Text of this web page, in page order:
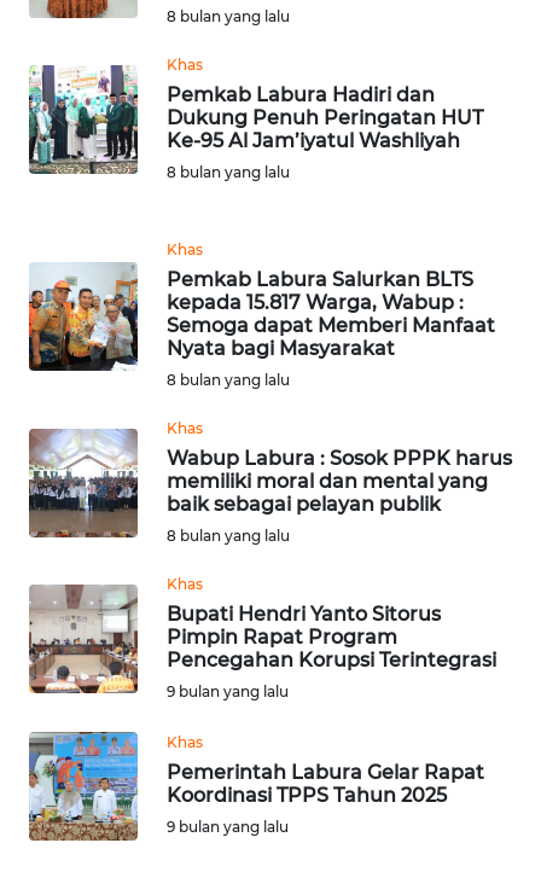
8 bulan yang lalu
Khas
Pemkab Labura Hadiri dan
Dukung Penuh Peringatan HUT
Ke-95 Al Jam’iyatul Washliyah
8 bulan yang lalu
Khas
Pemkab Labura Salurkan BLTS
kepada 15.817 Warga, Wabup :
Semoga dapat Memberi Manfaat
Nyata bagi Masyarakat
8 bulan yang lalu
Khas
Wabup Labura : Sosok PPPK harus
memiliki moral dan mental yang
baik sebagai pelayan publik
8 bulan yang lalu
Khas
Bupati Hendri Yanto Sitorus
Pimpin Rapat Program
Pencegahan Korupsi Terintegrasi
9 bulan yang lalu
Khas
Pemerintah Labura Gelar Rapat
Koordinasi TPPS Tahun 2025
9 bulan yang lalu
SUMSEL
WN
BENGKULU
WN
JATENG
WN
NUSANTARA
WN
JOGJA
WN
JATIM
WN
BALI
WN
WN
KALTENG